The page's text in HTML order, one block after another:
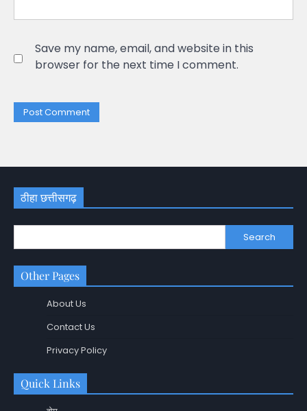
Save my name, email, and website in this
browser for the next time I comment.
ठीहा छत्तीसगढ़
Search
Other Pages
About Us
Contact Us
Privacy Policy
Quick Links